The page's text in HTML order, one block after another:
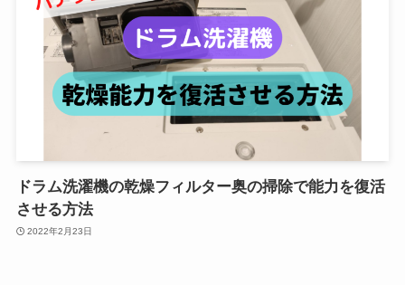
ドラム洗濯機の乾燥フィルター奥の掃除で能力を復活
させる方法
2022年2月23日